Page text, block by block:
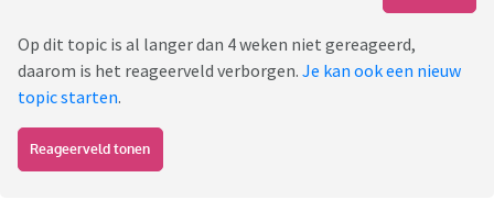
Op dit topic is al langer dan 4 weken niet gereageerd,
daarom is het reageerveld verborgen. Je kan ook een nieuw
topic starten.
Reageerveld tonen